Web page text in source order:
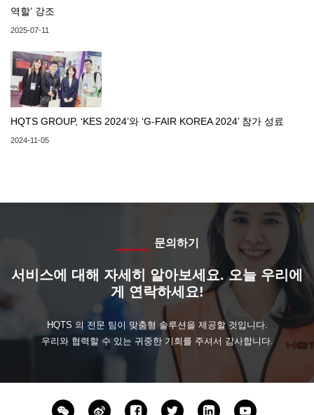
역할’ 강조
2025-07-11
HQTS GROUP, ‘KES 2024’와 ‘G-FAIR KOREA 2024’ 참가 성료
2024-11-05
문의하기
서비스에 대해 자세히 알아보세요. 오늘 우리에
게 연락하세요!
HQTS 의 전문 팀이 맞춤형 솔루션을 제공할 것입니다.
우리와 협력할 수 있는 귀중한 기회를 주셔서 감사합니다.